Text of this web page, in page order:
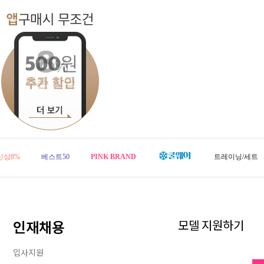
상8% 베스트50 PINK BRAND 트레이닝/세트
인재채용
입사지원
모델 지원하기